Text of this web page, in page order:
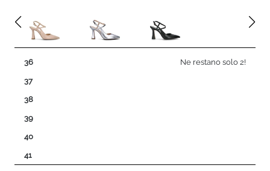
36 Ne restano solo 2!
37
38
39
40
41